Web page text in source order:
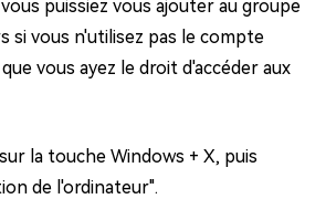
puissiez vous ajouter au groupe
si vous n'utilisez pas le compte
vous ayez le droit d'accéder aux
la touche Windows + X, puis
de l'ordinateur".